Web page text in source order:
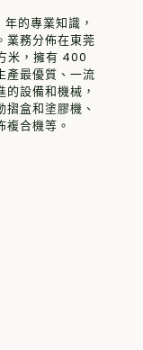
的專業知識，
業務分佈在東莞
米，擁有 400
產最優質、一流
設備和機械，
盒和塗膠機、
合機等。